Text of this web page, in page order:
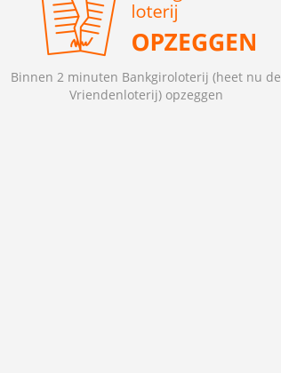
Binnen 2 minuten Bankgiroloterij (heet nu de
Vriendenloterij) opzeggen